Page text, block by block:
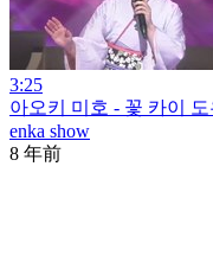
3:25
아오키 미호 - 꽃 카이 도
enka show
8 年前